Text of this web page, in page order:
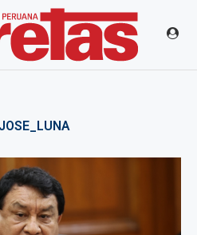
JOSE_LUNA